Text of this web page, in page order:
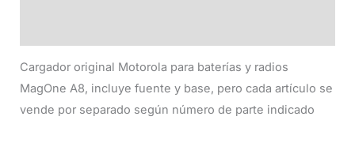
Cargador original Motorola para baterías y radios
MagOne A8, incluye fuente y base, pero cada artículo se
vende por separado según número de parte indicado